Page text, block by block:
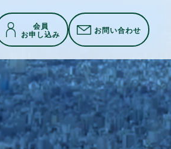
会員
お申し込み お問い合わせ